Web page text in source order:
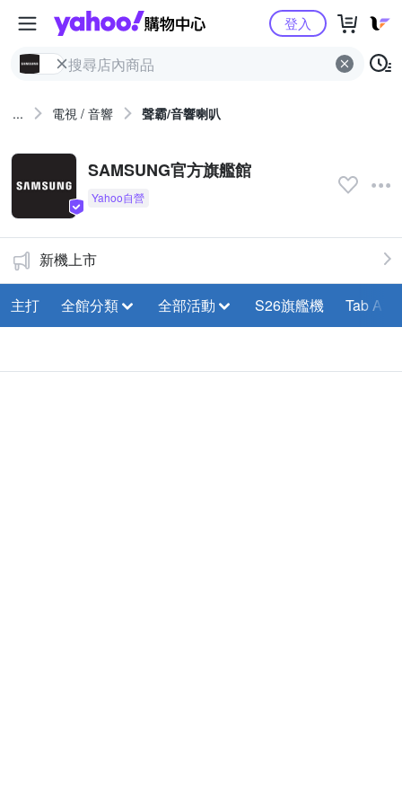
Yahoo購物中心
登入
... 電視 / 音響 聲霸/音響喇叭
SAMSUNG官方旗艦館
新機上市
主打 全館分類 全部活動 S26旗艦機 Tab A11